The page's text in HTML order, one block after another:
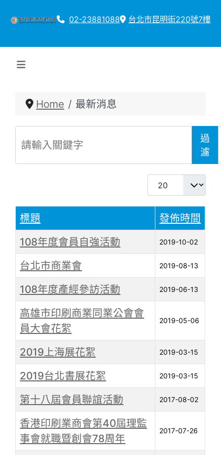
02-23881088 台北市昆明街220號7樓
Home 最新消息
過
濾
每頁顯示條數
標題
發佈時間
108年度會員自強活動
2019-10-02
台北市商業會 2019-08-13
108年度產經參訪活動 2019-06-13
高雄市印刷商業同業公會會
員大會花絮
2019-05-06
2019上海展花絮 2019-03-15
2019台北書展花絮 2019-03-15
第十八屆會員聯誼活動 2017-08-02
香港印刷業商會第40屆理監
事會就職暨創會78周年
2017-07-26